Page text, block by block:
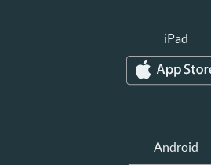
iPad
Android